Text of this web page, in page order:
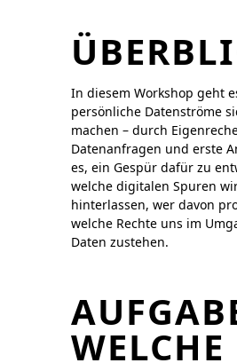
In diesem Workshop geht
persönliche Datenströme
machen – durch
Datenanfragen und erste
es, ein Gespür dafür zu
welche digitalen Spuren
hinterlassen, wer davon
welche Rechte uns im
Daten zustehen.
WELCHE